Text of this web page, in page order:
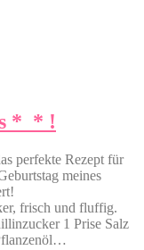
*_* !
perfekte Rezept für
meines
frisch und fluffig.
1 Prise Salz